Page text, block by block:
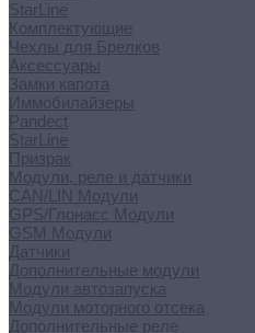
StarLine
Комплектующие
Чехлы для Брелков
Аксессуары
Замки капота
Иммобилайзеры
Pandect
StarLine
Призрак
Модули, реле и датчики
CAN/LIN Модули
GPS/Глонасс Модули
GSM Модули
Датчики
Дополнительные модули
Модули автозапуска
Модули моторного отсека
Дополнительные реле